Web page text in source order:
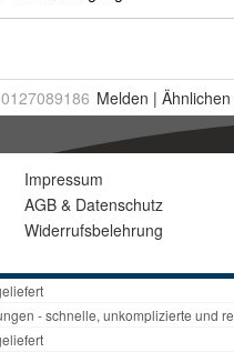
0127089186 Melden | Ähnlichen
Impressum
AGB & Datenschutz
Widerrufsbelehrung